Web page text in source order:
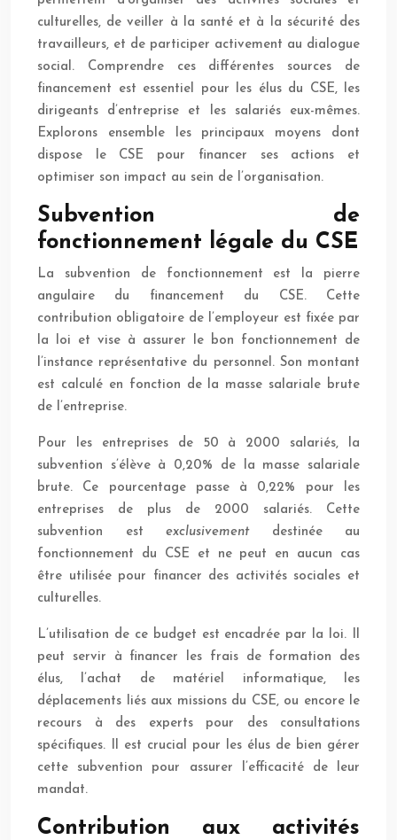
culturelles, de veiller à la santé et à la sécurité des
travailleurs, et de participer activement au dialogue
social. Comprendre ces différentes sources de
financement est essentiel pour les élus du CSE, les
dirigeants d’entreprise et les salariés eux-mêmes.
Explorons ensemble les principaux moyens dont
dispose le CSE pour financer ses actions et
optimiser son impact au sein de l’organisation.
Subvention de
fonctionnement légale du CSE
La subvention de fonctionnement est la pierre
angulaire du financement du CSE. Cette
contribution obligatoire de l’employeur est fixée par
la loi et vise à assurer le bon fonctionnement de
l’instance représentative du personnel. Son montant
est calculé en fonction de la masse salariale brute
de l’entreprise.
Pour les entreprises de 50 à 2000 salariés, la
subvention s’élève à 0,20% de la masse salariale
brute. Ce pourcentage passe à 0,22% pour les
entreprises de plus de 2000 salariés. Cette
subvention est exclusivement destinée au
fonctionnement du CSE et ne peut en aucun cas
être utilisée pour financer des activités sociales et
culturelles.
L’utilisation de ce budget est encadrée par la loi. Il
peut servir à financer les frais de formation des
élus, l’achat de matériel informatique, les
déplacements liés aux missions du CSE, ou encore le
recours à des experts pour des consultations
spécifiques. Il est crucial pour les élus de bien gérer
cette subvention pour assurer l’efficacité de leur
mandat.
Contribution aux activités